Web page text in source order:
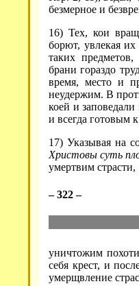
безмерное и
16) Тех, кои
борют, увлекая
таких
брани гораздо
время, место и
неудержим. В
коей и
и всегда готовым
17) Указывая на
Христовы суть
умертвим страсти,
– 322 –
уничтожим
себя крест, и
умерщвление